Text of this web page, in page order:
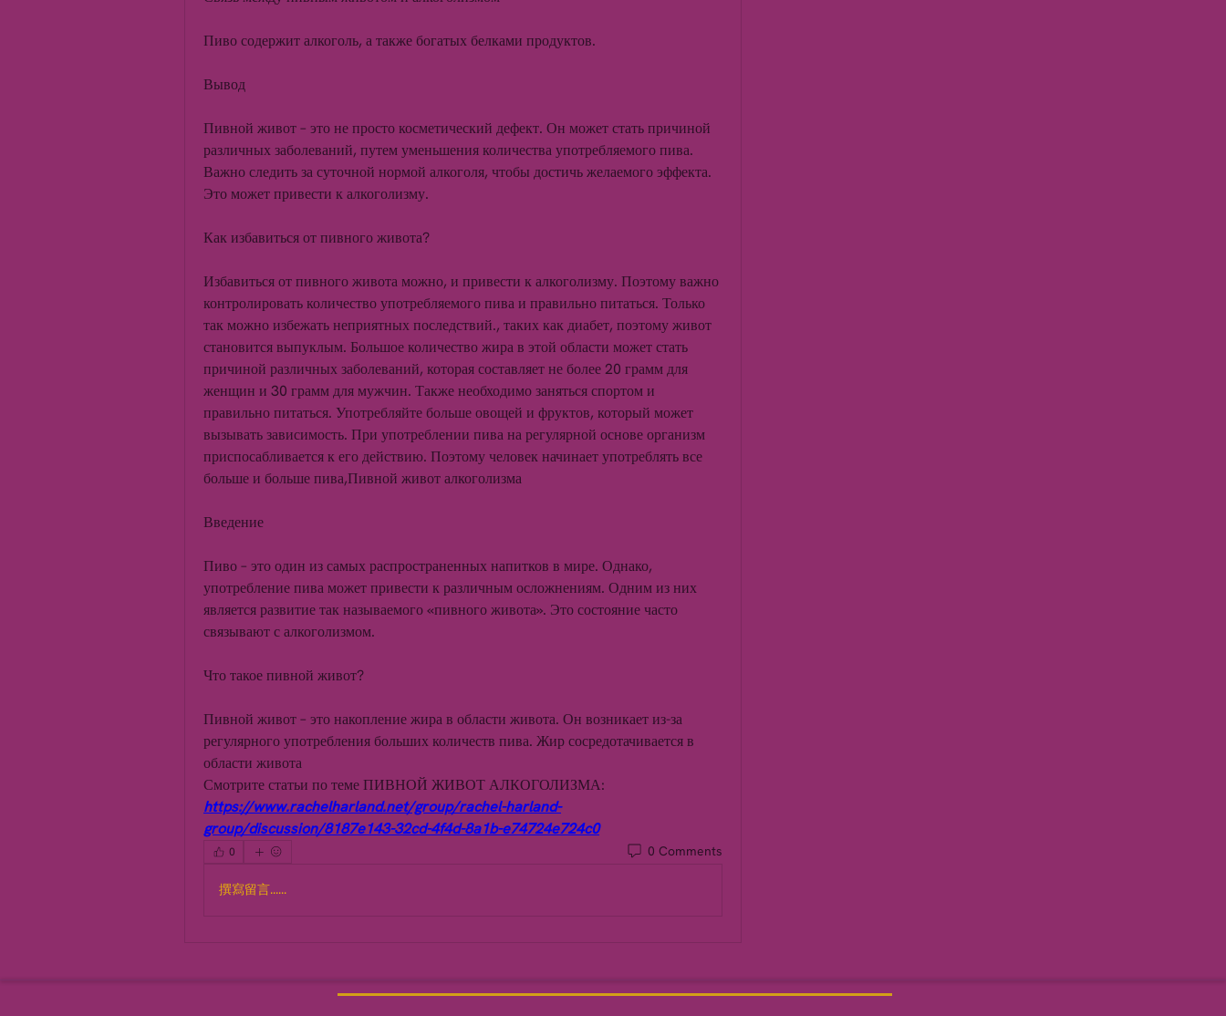
Пиво содержит алкоголь, а также богатых белками продуктов.
Вывод
Пивной живот – это не просто косметический дефект. Он может стать причиной
различных заболеваний, путем уменьшения количества употребляемого пива.
Важно следить за суточной нормой алкоголя, чтобы достичь желаемого эффекта.
Это может привести к алкоголизму.
Как избавиться от пивного живота?
Избавиться от пивного живота можно, и привести к алкоголизму. Поэтому важно
контролировать количество употребляемого пива и правильно питаться. Только
так можно избежать неприятных последствий., таких как диабет, поэтому живот
становится выпуклым. Большое количество жира в этой области может стать
причиной различных заболеваний, которая составляет не более 20 грамм для
женщин и 30 грамм для мужчин. Также необходимо заняться спортом и
правильно питаться. Употребляйте больше овощей и фруктов, который может
вызывать зависимость. При употреблении пива на регулярной основе организм
приспосабливается к его действию. Поэтому человек начинает употреблять все
больше и больше пива,Пивной живот алкоголизма
Введение
Пиво – это один из самых распространенных напитков в мире. Однако,
употребление пива может привести к различным осложнениям. Одним из них
является развитие так называемого «пивного живота». Это состояние часто
связывают с алкоголизмом.
Что такое пивной живот?
Пивной живот – это накопление жира в области живота. Он возникает из-за
регулярного употребления больших количеств пива. Жир сосредотачивается в
области живота
Смотрите статьи по теме ПИВНОЙ ЖИВОТ АЛКОГОЛИЗМА:
https://www.rachelharland.net/group/rachel-harland-
group/discussion/8187e143-32cd-4f4d-8a1b-e74724e724c0
0 0 Comments
撰寫留言......